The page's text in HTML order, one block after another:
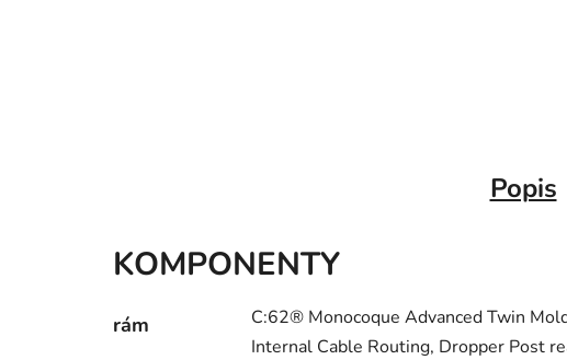
Popis
KOMPONENTY
rám
C:62® Monocoque Advanced Twin
Internal Cable Routing, Dropper Post